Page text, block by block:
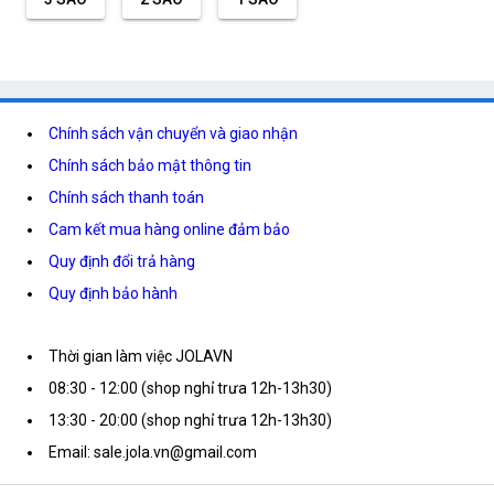
Chính sách vận chuyển và giao nhận
Chính sách bảo mật thông tin
Chính sách thanh toán
Cam kết mua hàng online đảm bảo
Quy định đổi trả hàng
Quy định bảo hành
Thời gian làm việc JOLAVN
08:30 - 12:00 (shop nghỉ trưa 12h-13h30)
13:30 - 20:00 (shop nghỉ trưa 12h-13h30)
Email: sale.jola.vn@gmail.com